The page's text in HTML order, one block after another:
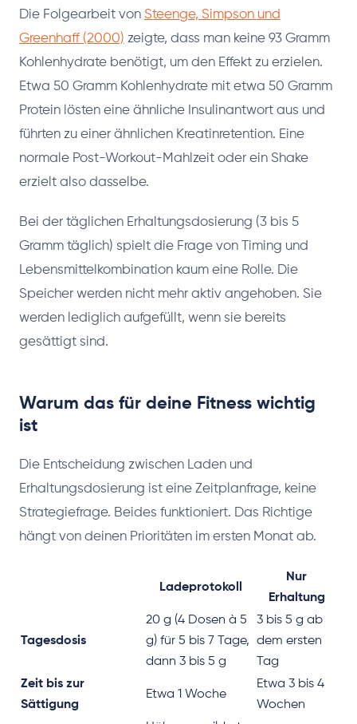
Die Folgearbeit von Steenge, Simpson und
Greenhaff (2000) zeigte, dass man keine 93 Gramm
Kohlenhydrate benötigt, um den Effekt zu erzielen.
Etwa 50 Gramm Kohlenhydrate mit etwa 50 Gramm
Protein lösten eine ähnliche Insulinantwort aus und
führten zu einer ähnlichen Kreatinretention. Eine
normale Post-Workout-Mahlzeit oder ein Shake
erzielt also dasselbe.
Bei der täglichen Erhaltungsdosierung (3 bis 5
Gramm täglich) spielt die Frage von Timing und
Lebensmittelkombination kaum eine Rolle. Die
Speicher werden nicht mehr aktiv angehoben. Sie
werden lediglich aufgefüllt, wenn sie bereits
gesättigt sind.
Warum das für deine Fitness wichtig
ist
Die Entscheidung zwischen Laden und
Erhaltungsdosierung ist eine Zeitplanfrage, keine
Strategiefrage. Beides funktioniert. Das Richtige
hängt von deinen Prioritäten im ersten Monat ab.
Ladeprotokoll
Nur
Erhaltung
Tagesdosis
20 g (4 Dosen à 5
g) für 5 bis 7 Tage,
dann 3 bis 5 g
3 bis 5 g ab
dem ersten
Tag
Zeit bis zur
Sättigung
Etwa 1 Woche
Etwa 3 bis 4
Wochen